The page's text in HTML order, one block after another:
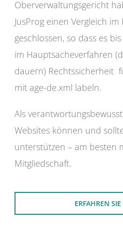
Oberverwaltungsgericht
JusProg einen Vergleich im
geschlossen, so dass es
im Hauptsacheverfahren
dauern) Rechtssicherheit
mit age-de.xml labeln.
Als
Websites können und
unterstützen – am besten
Mitgliedschaft.
ERFAHREN